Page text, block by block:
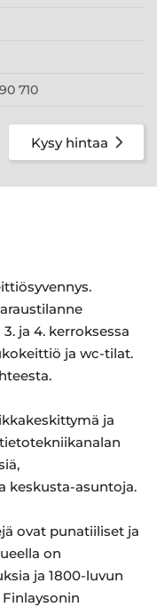
710
Kysy hintaa
ja 4. kerroksessa
ja wc-tilat.
ja
keskusta-asuntoja.
ovat punatiiliset ja
on
ja 1800-luvun